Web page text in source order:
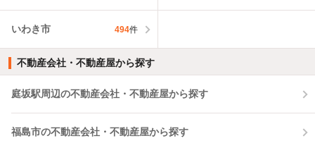
いわき市 494件
不動産会社・不動産屋から探す
庭坂駅周辺の不動産会社・不動産屋から探す
福島市の不動産会社・不動産屋から探す